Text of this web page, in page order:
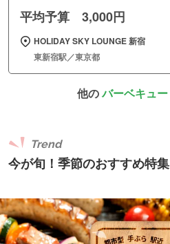
平均予算 3,000円
HOLIDAY SKY LOUNGE 新宿
東新宿駅／東京都
他のバーベキュー
今が旬！季節のおすすめ特集
Trend